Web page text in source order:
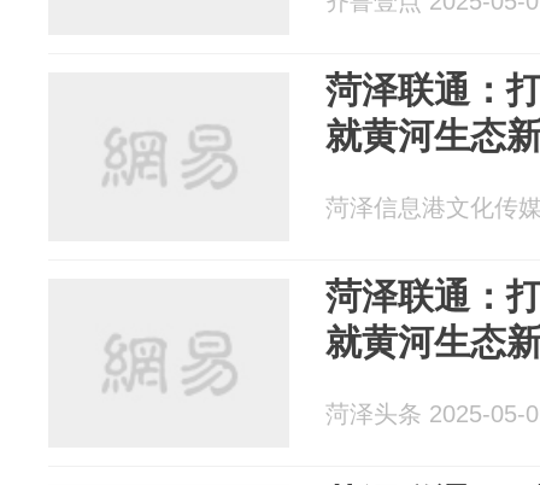
菏泽联通：
就黄河生态
菏泽信息港文化传
菏泽联通：
就黄河生态
菏泽头条 2025-05-